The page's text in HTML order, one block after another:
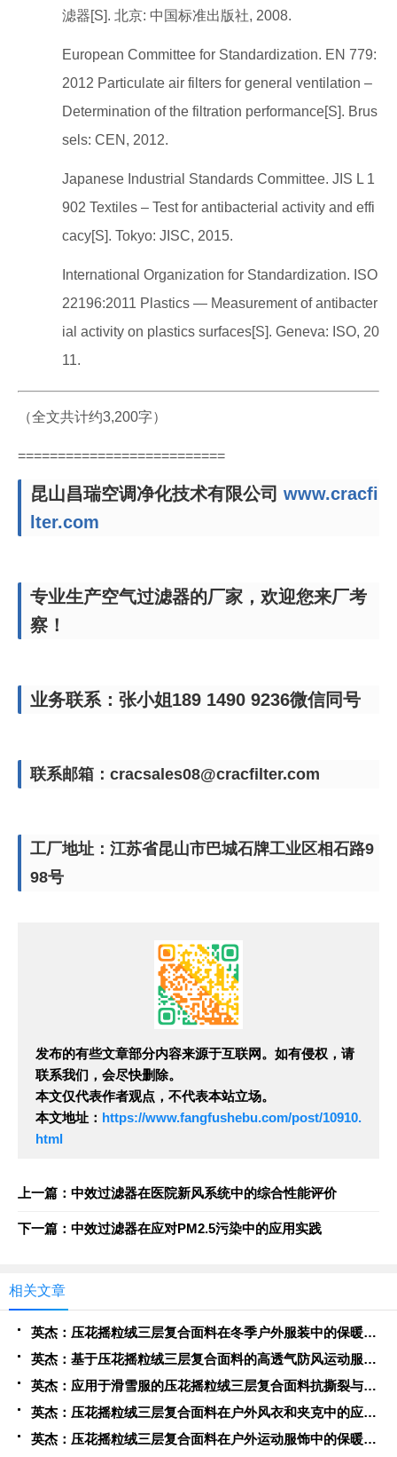
滤器[S]. 北京: 中国标准出版社, 2008.
European Committee for Standardization. EN 779:
2012 Particulate air filters for general ventilation –
Determination of the filtration performance[S]. Brus
sels: CEN, 2012.
Japanese Industrial Standards Committee. JIS L 1
902 Textiles – Test for antibacterial activity and effi
cacy[S]. Tokyo: JISC, 2015.
International Organization for Standardization. ISO
22196:2011 Plastics — Measurement of antibacter
ial activity on plastics surfaces[S]. Geneva: ISO, 20
11.
（全文共计约3,200字）
==========================
昆山昌瑞空调净化技术有限公司 www.cracfi
lter.com
专业生产空气过滤器的厂家，欢迎您来厂考
察！
业务联系：张小姐189 1490 9236微信同号
联系邮箱：cracsales08@cracfilter.com
工厂地址：江苏省昆山市巴城石牌工业区相石路9
98号
发布的有些文章部分内容来源于互联网。如有侵权，请
联系我们，会尽快删除。
本文仅代表作者观点，不代表本站立场。
本文地址： https://www.fangfushebu.com/post/10910.
html
上一篇：中效过滤器在医院新风系统中的综合性能评价
下一篇：中效过滤器在应对PM2.5污染中的应用实践
相关文章
英杰：压花摇粒绒三层复合面料在冬季户外服装中的保暖性能优化研究
英杰：基于压花摇粒绒三层复合面料的高透气防风运动服饰开发
英杰：应用于滑雪服的压花摇粒绒三层复合面料抗撕裂与耐磨性提升技术
英杰：压花摇粒绒三层复合面料在户外风衣和夹克中的应用与性能
英杰：压花摇粒绒三层复合面料在户外运动服饰中的保暖与透气性能研究